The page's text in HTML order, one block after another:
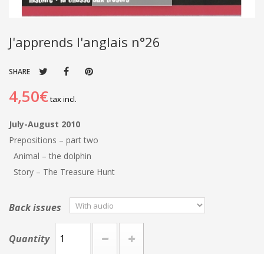
J'apprends l'anglais n°26
SHARE
4,50€tax incl.
July-August 2010
Prepositions – part two
Animal – the dolphin
Story – The Treasure Hunt
Back issues
Quantity